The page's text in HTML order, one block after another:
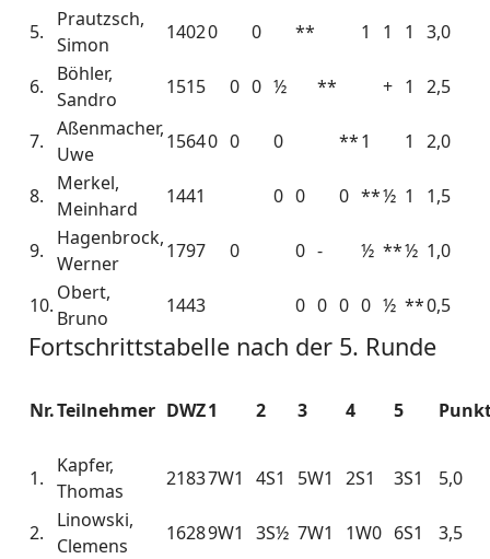
5.
Prautzsch,
Simon
14020 0 ** 1 1 1 3,0
6.
Böhler,
Sandro
1515 0 0 ½ ** + 1 2,5
7.
Aßenmacher,
Uwe
15640 0 0 **1 1 2,0
8.
Merkel,
Meinhard
1441 0 0 0 **½ 1 1,5
9.
Hagenbrock,
Werner
1797 0 0 - ½ **½ 1,0
10.
Obert,
Bruno
1443 0 0 0 0 ½ **0,5
Fortschrittstabelle nach der 5. Runde
Nr.Teilnehmer DWZ1 2 3 4 5
1.
Kapfer,
Thomas
21837W1 4S1 5W1 2S1 3S1 5,0
2.
Linowski,
Clemens
16289W1 3S½ 7W1 1W0 6S1 3,5